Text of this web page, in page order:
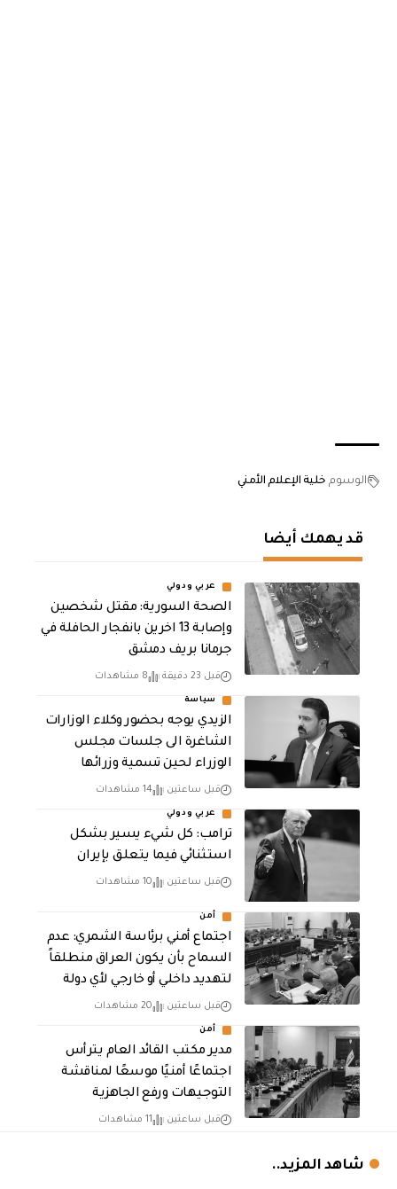
الوسوم خلية الإعلام الأمني
قد يهمك أيضا
عربي ودولي
الصحة السورية: مقتل شخصين
وإصابة 13 اخرين بانفجار الحافلة في
جرمانا بريف دمشق
قبل 23 دقيقة 8 مشاهدات
سياسة
الزيدي يوجه بحضور وكلاء الوزارات
الشاغرة الى جلسات مجلس
الوزراء لحين تسمية وزرائها
قبل ساعتين 14 مشاهدات
عربي ودولي
ترامب: كل شيء يسير بشكل
استثنائي فيما يتعلق بإيران
قبل ساعتين 10 مشاهدات
أمن
اجتماع أمني برئاسة الشمري: عدم
السماح بأن يكون العراق منطلقاً
لتهديد داخلي أو خارجي لأي دولة
قبل ساعتين 20 مشاهدات
أمن
مدير مكتب القائد العام يترأس
اجتماعًا أمنيًا موسعًا لمناقشة
التوجيهات ورفع الجاهزية
قبل ساعتين 11 مشاهدات
شاهد المزيد..